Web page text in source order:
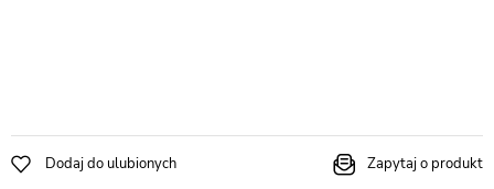
Dodaj do ulubionych Zapytaj o produkt